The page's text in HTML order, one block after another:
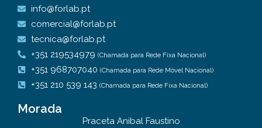
info@forlab.pt
comercial@forlab.pt
tecnica@forlab.pt
+351 219534979 (Chamada para Rede Fixa Nacional)
+351 968707040 (Chamada para Rede Móvel Nacional)
+351 210 539 143 (Chamada para Rede Fixa Nacional)
Morada
Praceta Anibal Faustino